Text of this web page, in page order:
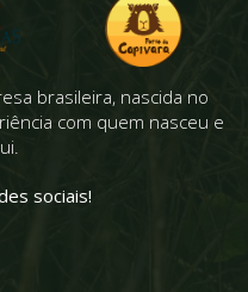
brasileira, nascida no
com quem nasceu e
sociais!